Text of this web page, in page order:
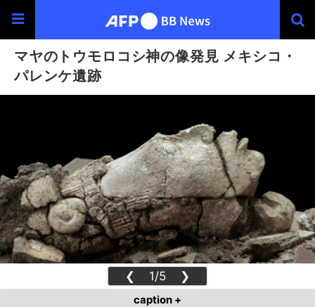
マヤのトウモロコシ神の像発見 メキシコ・
パレンケ遺跡
❮ 1/5 ❯
caption +